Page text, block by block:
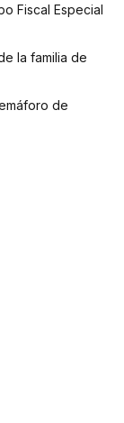
Fiscal Especial
la familia de
de